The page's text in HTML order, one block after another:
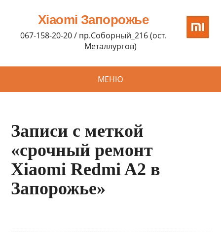
Xiaomi Запорожье
067-158-20-20 / пр.Соборный_216 (ост.
Металлургов)
МЕНЮ
Записи с меткой
«срочный ремонт
Xiaomi Redmi A2 в
Запорожье»